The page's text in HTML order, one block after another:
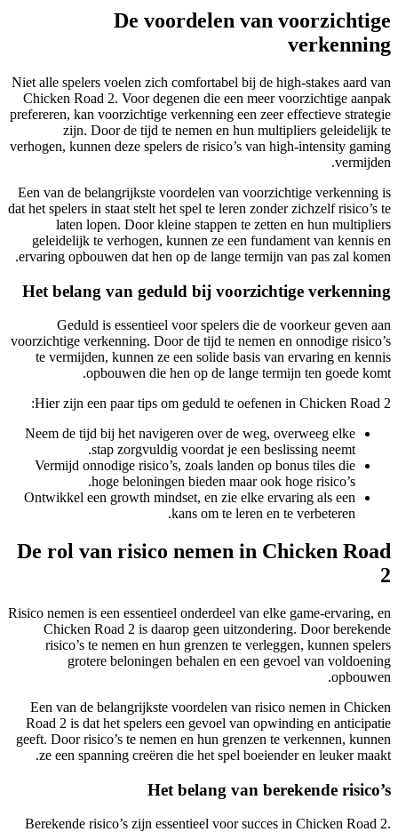
De voordelen van voorzichtige
verkenning
Niet alle spelers voelen zich comfortabel bij de high-stakes aard van
Chicken Road 2. Voor degenen die een meer voorzichtige aanpak
prefereren, kan voorzichtige verkenning een zeer effectieve strategie
zijn. Door de tijd te nemen en hun multipliers geleidelijk te
verhogen, kunnen deze spelers de risico’s van high-intensity gaming
vermijden.
Een van de belangrijkste voordelen van voorzichtige verkenning is
dat het spelers in staat stelt het spel te leren zonder zichzelf risico’s te
laten lopen. Door kleine stappen te zetten en hun multipliers
geleidelijk te verhogen, kunnen ze een fundament van kennis en
ervaring opbouwen dat hen op de lange termijn van pas zal komen.
Het belang van geduld bij voorzichtige verkenning
Geduld is essentieel voor spelers die de voorkeur geven aan
voorzichtige verkenning. Door de tijd te nemen en onnodige risico’s
te vermijden, kunnen ze een solide basis van ervaring en kennis
opbouwen die hen op de lange termijn ten goede komt.
Hier zijn een paar tips om geduld te oefenen in Chicken Road 2:
Neem de tijd bij het navigeren over de weg, overweeg elke
stap zorgvuldig voordat je een beslissing neemt.
Vermijd onnodige risico’s, zoals landen op bonus tiles die
hoge beloningen bieden maar ook hoge risico’s.
Ontwikkel een growth mindset, en zie elke ervaring als een
kans om te leren en te verbeteren.
De rol van risico nemen in Chicken Road
2
Risico nemen is een essentieel onderdeel van elke game-ervaring, en
Chicken Road 2 is daarop geen uitzondering. Door berekende
risico’s te nemen en hun grenzen te verleggen, kunnen spelers
grotere beloningen behalen en een gevoel van voldoening
opbouwen.
Een van de belangrijkste voordelen van risico nemen in Chicken
Road 2 is dat het spelers een gevoel van opwinding en anticipatie
geeft. Door risico’s te nemen en hun grenzen te verkennen, kunnen
ze een spanning creëren die het spel boeiender en leuker maakt.
Het belang van berekende risico’s
Berekende risico’s zijn essentieel voor succes in Chicken Road 2.